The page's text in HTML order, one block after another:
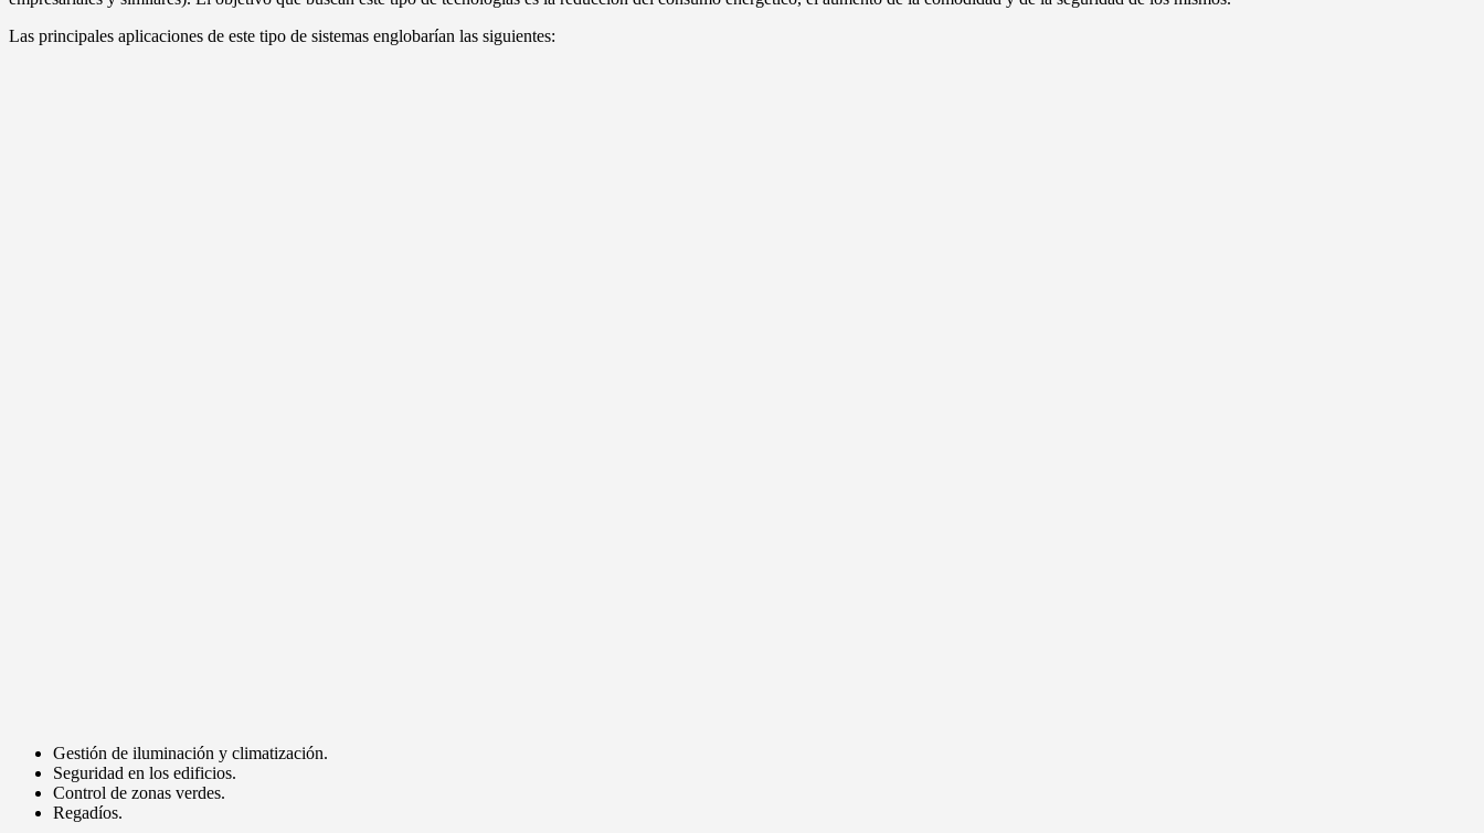
Las principales aplicaciones de este tipo de sistemas englobarían las siguientes:
Gestión de iluminación y climatización.
Seguridad en los edificios.
Control de zonas verdes.
Regadíos.